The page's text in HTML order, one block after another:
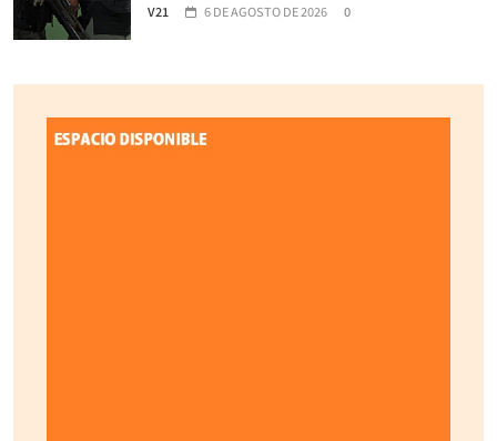
V21 6 DE AGOSTO DE 2026 0